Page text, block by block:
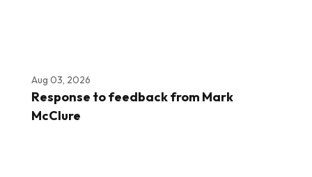
Aug 03, 2026
Response to feedback from Mark
McClure